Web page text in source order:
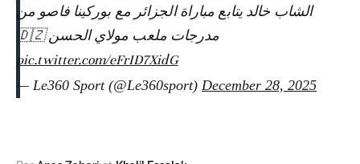
الشاب خالد يتابع مباراة الجزائر مع بوركينا فاصو من
مدرجات ملعب مولاي الحسن 🇩🇿
pic.twitter.com/eFrID7XidG
— Le360 Sport (@Le360sport) December 28, 2025